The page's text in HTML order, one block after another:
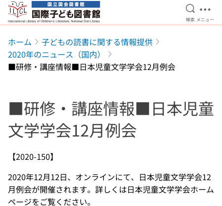
本文へ移動
検索を
検索 メ
メニュー
ホーム
子どもの読書に関する情報提供
2020年のニュース（国内）
■研修・講座情報■日本児童文学学会12月例会
■研修・講座情報■日本児童
文学学会12月例会
【2020-150】
2020年12月12日、オンラインにて、日本児童文学学会12
月例会が開催されます。詳しくは日本児童文学学会ホーム
ページをご覧ください。